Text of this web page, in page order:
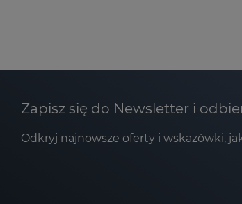
Zapisz się do Newsletter i
Odkryj najnowsze oferty i wskazówki,